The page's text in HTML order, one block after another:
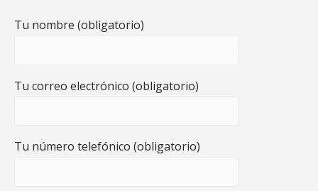
Tu nombre (obligatorio)
Tu correo electrónico (obligatorio)
Tu número telefónico (obligatorio)